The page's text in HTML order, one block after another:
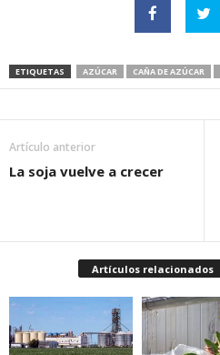
ETIQUETAS AZÚCAR CAÑA DE AZÚCAR
Artículo anterior
La soja vuelve a crecer
Artículos relacionados